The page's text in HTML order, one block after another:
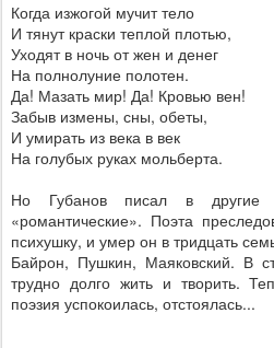
Когда изжогой мучит тело
И тянут краски теплой плотью,
Уходят в ночь от жен и денег
На полнолуние полотен.
Да! Мазать мир! Да! Кровью вен!
Забыв измены, сны, обеты,
И умирать из века в век
На голубых руках мольберта.
Но Губанов писал в
«романтические». Поэта
психушку, и умер он в тридцать
Байрон, Пушкин, Маяковский. В
трудно долго жить и творить.
поэзия успокоилась, отстоялась...